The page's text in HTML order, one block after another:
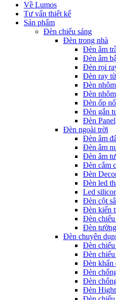
Về Lumos
Tư vấn thiết kế
Sản phẩm
Đèn chiếu sáng
Đèn trong nhà
Đèn âm
Đèn âm
Đèn rọi
Đèn ray từ
Đèn
Đèn
Đèn ốp
Đèn gắn
Đèn Panel
Đèn ngoài trời
Đèn âm
Đèn âm
Đèn âm
Đèn cắm
Đèn
Đèn led
Led
Đèn cột
Đèn kiến
Đèn
Đèn tường
Đèn chuyên
Đèn chiếu
Đèn chiếu
Đèn khẩn
Đèn
Đèn
Đèn